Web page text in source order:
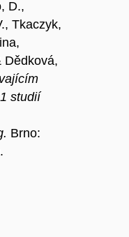
D.,
Tkaczyk,
Dědková,
studií
Brno: